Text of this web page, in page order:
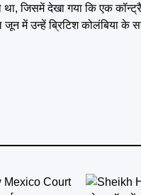
था, जिसमें देखा गया कि एक
उन्हें ब्रिटिश कोलंबिया के सर्रे